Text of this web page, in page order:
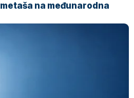
na međunarodna